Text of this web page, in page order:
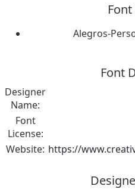
Font
Alegros-
Font
Designer
Name:
Font
License:
Website: https://